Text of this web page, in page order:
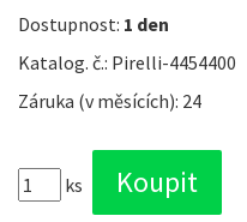
Dostupnost: 1 den
Katalog. č.: Pirelli-4454400
Záruka (v měsících): 24
ks